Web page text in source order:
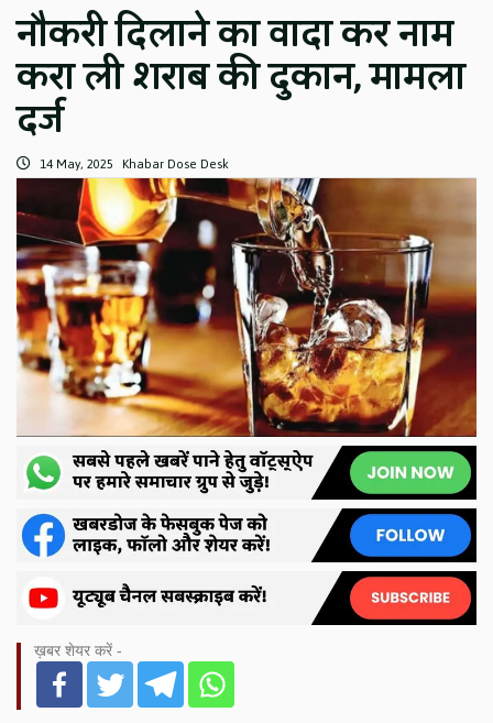
नौकरी दिलाने का वादा कर नाम
करा ली शराब की दुकान, मामला
दर्ज
14 May, 2025 Khabar Dose Desk
ख़बर शेयर करें -